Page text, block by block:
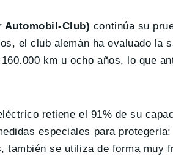
Automobil-Club) continúa su
el club alemán ha evaluado la
km u ocho años, lo que
retiene el 91% de su
especiales para protegerla:
también se utiliza de forma muy